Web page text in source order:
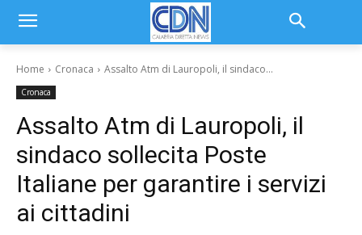
Home Cronaca Assalto Atm di Lauropoli, il sindaco...
Cronaca
Assalto Atm di Lauropoli, il
sindaco sollecita Poste
Italiane per garantire i servizi
ai cittadini